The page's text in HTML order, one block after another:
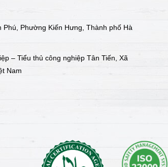
Phường Kiến Hưng, Thành phố Hà
– Tiểu thủ công nghiệp Tân Tiến, Xã
Nam